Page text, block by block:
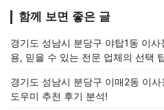
함께 보면 좋은 글
경기도 성남시 분당구 야탑1동 이
용, 믿을 수 있는 전문 업체의 선택
경기도 성남시 분당구 이매2동 이
도우미 추천 후기 분석!